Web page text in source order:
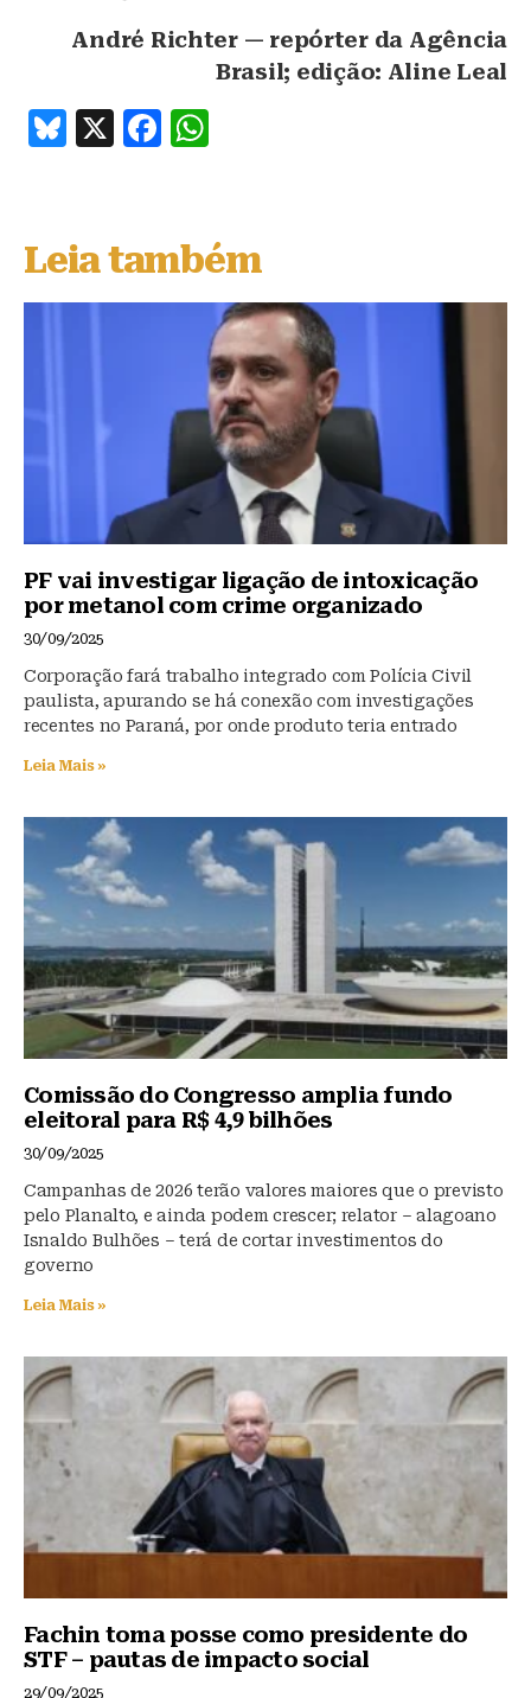
André Richter — repórter da Agência
Brasil; edição: Aline Leal
B
s
k
y
X
F
e
b
o
s
A
p
p
Leia também
PF vai investigar ligação de intoxicação
por metanol com crime organizado
30/09/2025
Corporação fará trabalho integrado com Polícia Civil
paulista, apurando se há conexão com investigações
recentes no Paraná, por onde produto teria entrado
Leia Mais »
Comissão do Congresso amplia fundo
eleitoral para R$ 4,9 bilhões
30/09/2025
Campanhas de 2026 terão valores maiores que o previsto
pelo Planalto, e ainda podem crescer; relator – alagoano
Isnaldo Bulhões – terá de cortar investimentos do
governo
Leia Mais »
Fachin toma posse como presidente do
STF – pautas de impacto social
29/09/2025